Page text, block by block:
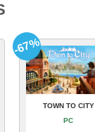
TOWN TO CITY
PC
-67%